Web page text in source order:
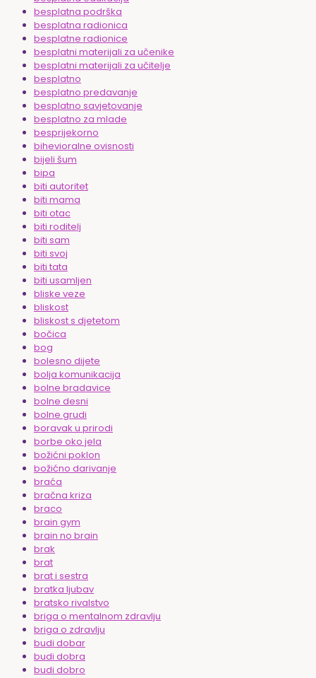
besplatna podrška
besplatna radionica
besplatne radionice
besplatni materijali za učenike
besplatni materijali za učitelje
besplatno
besplatno predavanje
besplatno savjetovanje
besplatno za mlade
besprijekorno
bihevioralne ovisnosti
bijeli šum
bipa
biti autoritet
biti mama
biti otac
biti roditelj
biti sam
biti svoj
biti tata
biti usamljen
bliske veze
bliskost
bliskost s djetetom
bočica
bog
bolesno dijete
bolja komunikacija
bolne bradavice
bolne desni
bolne grudi
boravak u prirodi
borbe oko jela
božićni poklon
božićno darivanje
braća
bračna kriza
braco
brain gym
brain no brain
brak
brat
brat i sestra
bratka ljubav
bratsko rivalstvo
briga o mentalnom zdravlju
briga o zdravlju
budi dobar
budi dobra
budi dobro